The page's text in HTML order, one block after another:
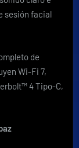
sesión facial
de
Wi-Fi 7,
4 Tipo-C,